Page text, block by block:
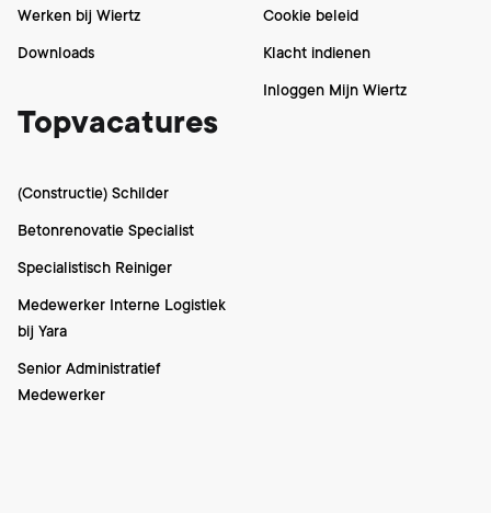
Werken bij Wiertz
Downloads
Topvacatures
(Constructie) Schilder
Betonrenovatie Specialist
Specialistisch Reiniger
Medewerker Interne Logistiek
bij Yara
Senior Administratief
Medewerker
Cookie beleid
Klacht indienen
Inloggen Mijn Wiertz